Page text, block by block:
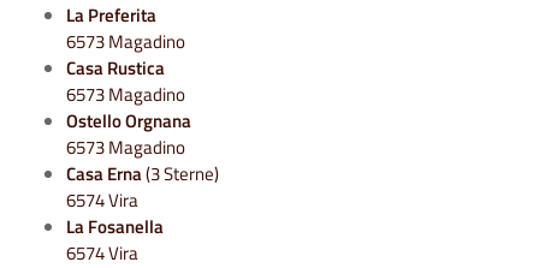
La Preferita
6573 Magadino
Casa Rustica
6573 Magadino
Ostello Orgnana
6573 Magadino
Casa Erna(3 Sterne)
6574 Vira
La Fosanella
6574 Vira